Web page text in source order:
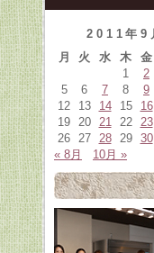
2011年9
月
火 水 木 金
1
2
5
6 7 8 9
12
13 14 15 16
19 20 21 22 23
26 27 28 29
30
« 8月
10月 »